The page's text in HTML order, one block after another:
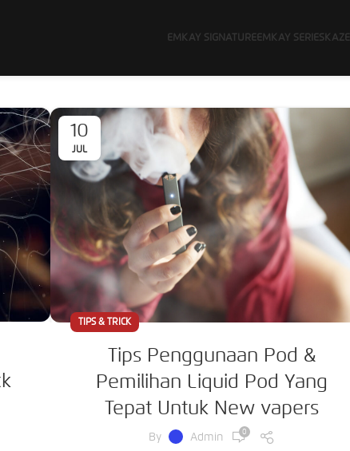
EMKAY SIGNATUREEMKAY SERIES KAZE
10
JUL
TIPS & TRICK
Tips Penggunaan Pod &
Pemilihan Liquid Pod Yang
Tepat Untuk New vapers
By Admin 0